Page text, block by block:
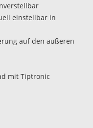
einstellbar in
auf den äußeren
mit Tiptronic